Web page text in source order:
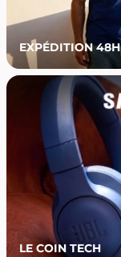
EXPÉDITION 48H
LE COIN TECH